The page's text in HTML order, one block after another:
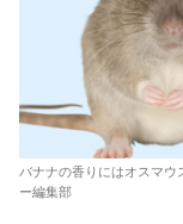
バナナの香りにはオスマ
ー編集部